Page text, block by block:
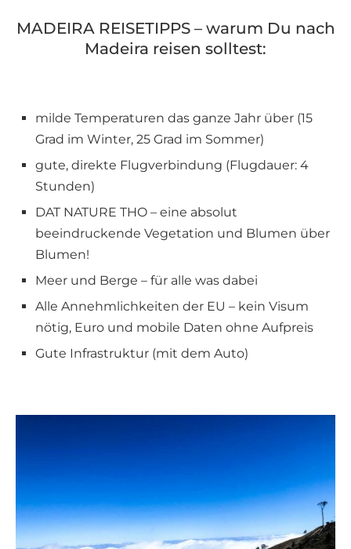
MADEIRA REISETIPPS – warum Du nach
Madeira reisen solltest:
milde Temperaturen das ganze Jahr über (15
Grad im Winter, 25 Grad im Sommer)
gute, direkte Flugverbindung (Flugdauer: 4
Stunden)
DAT NATURE THO – eine absolut
beeindruckende Vegetation und Blumen über
Blumen!
Meer und Berge – für alle was dabei
Alle Annehmlichkeiten der EU – kein Visum
nötig, Euro und mobile Daten ohne Aufpreis
Gute Infrastruktur (mit dem Auto)